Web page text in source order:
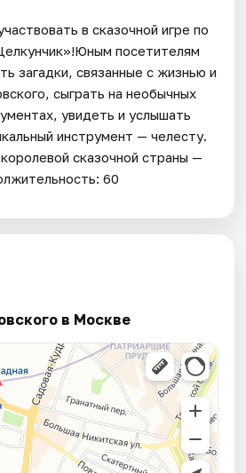
в сказочной игре по
посетителям
загадки, связанные с жизнью и
сыграть на необычных
увидеть и услышать
инструмент — челесту.
сказочной страны —
60
в Москве